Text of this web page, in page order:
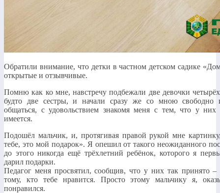
Обратили внимание, что детки в частном детском садике
открытые и отзывчивые.
Помню как ко мне, навстречу подбежали две девочки
будто две сестры, и начали сразу же со мною свободно
общаться, с удовольствием знакомя меня с тем, что у них
имеется.
Подошёл мальчик, и, протягивая правой рукой мне
тебе, это мой подарок». Я опешил от такого неожиданного
до этого никогда ещё трёхлетний ребёнок, которого я
дарил подарки.
Педагог меня просвятил, сообщив, что у них так принято –
тому, кто тебе нравится. Просто этому мальчику я,
понравился.